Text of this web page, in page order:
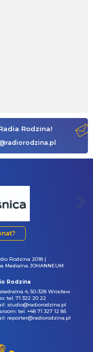
Rodzina!
Rodzina 2018 |
Medialna JOHANNEUM
Rodzina
4, 50-328 Wrocław
tel. 71 322 20 22
studio@radiorodzina.pl
tel. +48 71 327 12 85
reporter@radiorodzina.pl